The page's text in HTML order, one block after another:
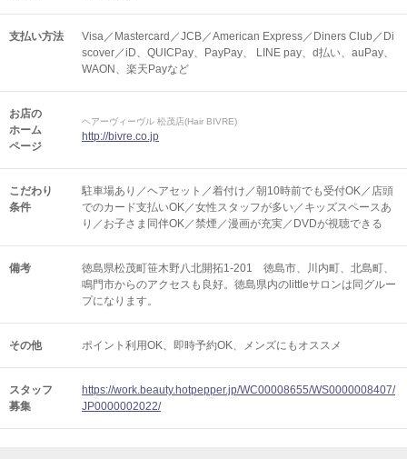
支払い方法
Visa／Mastercard／JCB／American Express／Diners Club／Di
scover／iD、QUICPay、PayPay、 LINE pay、d払い、auPay、
WAON、楽天Payなど
お店の
ホーム
ページ
ヘアーヴィーヴル 松茂店(Hair BIVRE)
http://bivre.co.jp
こだわり
条件
駐車場あり／ヘアセット／着付け／朝10時前でも受付OK／店頭
でのカード支払いOK／女性スタッフが多い／キッズスペースあ
り／お子さま同伴OK／禁煙／漫画が充実／DVDが視聴できる
備考
徳島県松茂町笹木野八北開拓1-201 徳島市、川内町、北島町、
鳴門市からのアクセスも良好。徳島県内のlittleサロンは同グルー
プになります。
その他 ポイント利用OK 即時予約OK メンズにもオススメ
スタッフ
募集
https://work.beauty.hotpepper.jp/WC00008655/WS0000008407/
JP0000002022/